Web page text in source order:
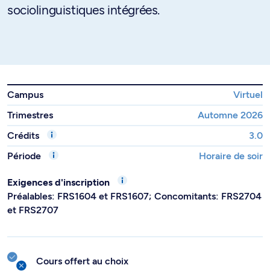
sociolinguistiques intégrées.
Campus
Virtuel
Trimestres
Automne 2026
Crédits
3.0
Période
Horaire de soir
Exigences d'inscription
Préalables: FRS1604 et FRS1607; Concomitants: FRS2704
et FRS2707
Cours offert au choix